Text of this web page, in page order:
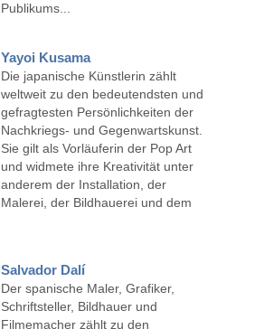
Publikums...
Yayoi Kusama
Die japanische Künstlerin zählt
weltweit zu den bedeutendsten und
gefragtesten Persönlichkeiten der
Nachkriegs- und Gegenwartskunst.
Sie gilt als Vorläuferin der Pop Art
und widmete ihre Kreativität unter
anderem der Installation, der
Malerei, der Bildhauerei und dem
Salvador Dalí
Der spanische Maler, Grafiker,
Schriftsteller, Bildhauer und
Filmemacher zählt zu den